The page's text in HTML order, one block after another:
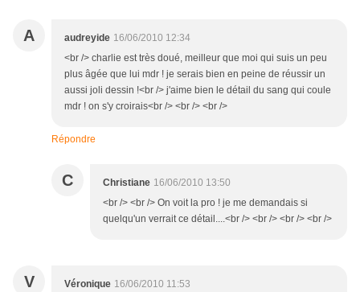
A audreyide 16/06/2010 12:34
<br /> charlie est très doué, meilleur que moi qui suis un peu
plus âgée que lui mdr ! je serais bien en peine de réussir un
aussi joli dessin !<br /> j'aime bien le détail du sang qui coule
mdr ! on s'y croirais<br /> <br /> <br />
Répondre
C Christiane 16/06/2010 13:50
<br /> <br /> On voit la pro ! je me demandais si
quelqu'un verrait ce détail....<br /> <br /> <br /> <br />
V Véronique 16/06/2010 11:53